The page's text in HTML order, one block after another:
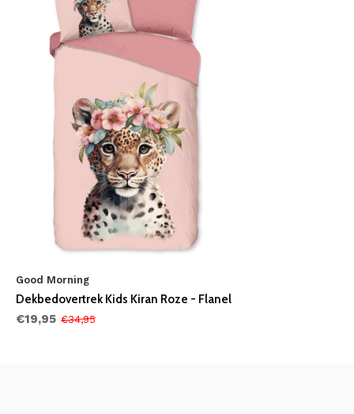
Good Morning
Dekbedovertrek Kids Kiran Roze - Flanel
€19,95 €34,95